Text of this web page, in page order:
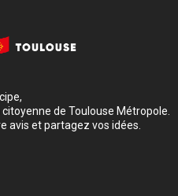
de Toulouse Métropole.
avis et partagez vos idées.